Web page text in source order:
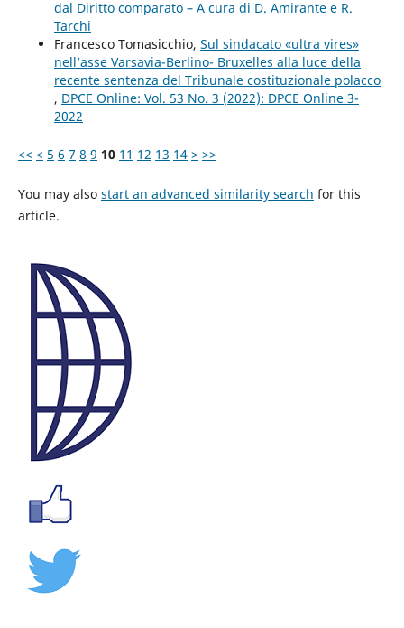
dal Diritto comparato – A cura di D. Amirante e R.
Tarchi
Francesco Tomasicchio, Sul sindacato «ultra vires»
nell’asse Varsavia-Berlino- Bruxelles alla luce della
recente sentenza del Tribunale costituzionale polacco
, DPCE Online: Vol. 53 No. 3 (2022): DPCE Online 3-
2022
<< < 5 6 7 8 9 10 11 12 13 14 > >>
You may also start an advanced similarity search for this
article.